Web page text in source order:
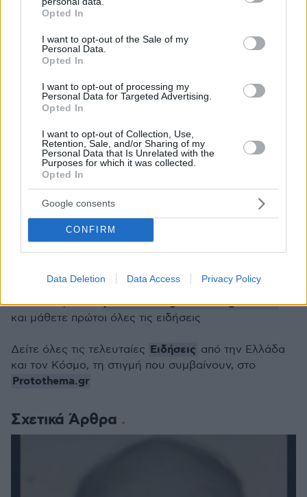
grant or deny consent to Google and its third-party tags to
use your data for below specified purposes in below Google
consent section.
Opted In
I want to opt-out of the Sale of my
Personal Data.
Opted In
I want to opt-out of processing my
Personal Data for Targeted Advertising.
Opted In
I want to opt-out of Collection, Use,
Retention, Sale, and/or Sharing of my
Personal Data that Is Unrelated with the
Purposes for which it was collected.
Opted In
Google consents
CONFIRM
Data Deletion Data Access Privacy Policy
Ειδήσεις σήμερα:
τους αγρότες για 2+8 χρόνια – Προκαταβολή
του ΕΦΚ 40 εκατ. ευρώ στα τέλη Μαρτίου
Γλυφάδα: «Έδιωξαν τον Αιγύπτιο γιατί πήρε
θέση στη διαμάχη των αδελφών Καρνέση», λέει
φίλος της οικογένειας
«Πήγαν να τραβήξουν φωτογραφίες» λένε οι
Βούλγαροι για τη χιονοστιβάδα που
καταπλάκωσε τον Έλληνα σκιέρ
Σχετικά Άρθρα
Ακολουθήστε τοprotothema.gr στο Google News
και μάθετε πρώτοι όλες τις ειδήσεις
Δείτε όλες τις τελευταίες Ειδήσεις από την Ελλάδα
και τον Κόσμο, τη στιγμή που συμβαίνουν, στο
Protothema.gr